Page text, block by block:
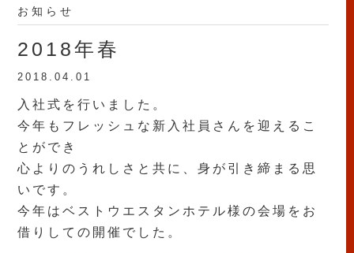
お知らせ
2018年春
2018.04.01
入社式を行いました。
今年もフレッシュな新入社員さんを迎えるこ
とができ
心よりのうれしさと共に、身が引き締まる思
いです。
今年はベストウエスタンホテル様の会場をお
借りしての開催でした。